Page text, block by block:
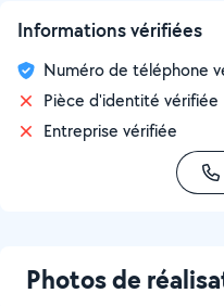
Informations vérifiées
Numéro de téléphone
Pièce d'identité vérifiée
Entreprise vérifiée
Photos de